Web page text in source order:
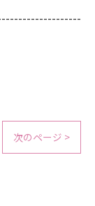
次のページ >